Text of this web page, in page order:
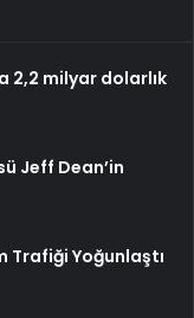
2,2 milyar dolarlık
Jeff Dean’in
Trafiği Yoğunlaştı